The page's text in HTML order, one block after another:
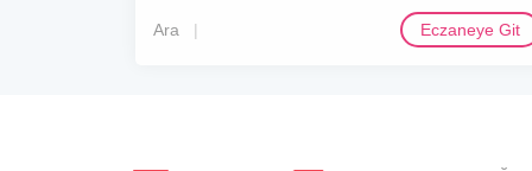
Ara Eczaneye Git